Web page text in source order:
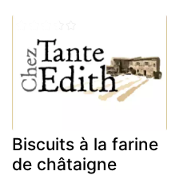
Biscuits à la farine
de châtaigne